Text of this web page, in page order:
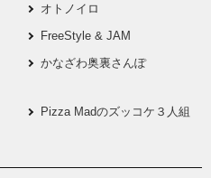
オトノイロ
FreeStyle & JAM
かなざわ奥裏さんぽ
Pizza Madのズッコケ３人組